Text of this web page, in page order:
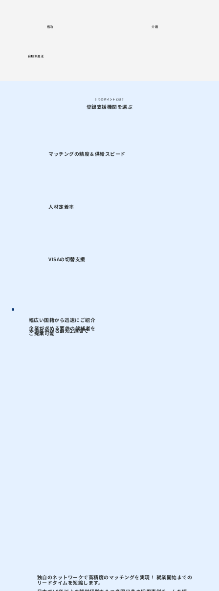
宿泊 介護
自動車運送
登録支援機関を選ぶ
3 つのポイントとは？
マッチングの精度＆供給スピード
人材定着率
VISAの切替支援
幅広い国籍から迅速にご紹介
企業が求める要件の候補者を
オーダーから最短2週間で
ご提案可能
独自のネットワークで高精度のマッチングを実現！ 就業開始までの
リードタイムを短縮します。